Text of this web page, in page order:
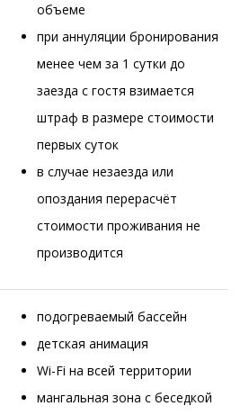
объеме
при аннуляции бронирования
менее чем за 1 сутки до
заезда с гостя взимается
штраф в размере стоимости
первых суток
в случае незаезда или
опоздания перерасчёт
стоимости проживания не
производится
подогреваемый бассейн
детская анимация
Wi-Fi на всей территории
мангальная зона с беседкой